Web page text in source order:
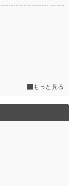
もっと見る